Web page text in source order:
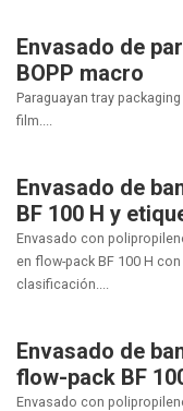
Envasado de
BOPP macro
Paraguayan tray
film....
Envasado de
BF 100 H y
Envasado con
en flow-pack BF 100 H
clasificación....
Envasado de
flow-pack BF
Envasado con